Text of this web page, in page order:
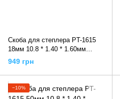
Скоба для степлера PT-1615
18мм 10.8 * 1.40 * 1.60мм
10000шт / упак., PT-8218
INTERTOOL
949 грн
−10%